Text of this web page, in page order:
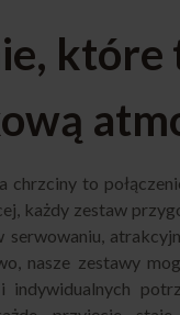
chrzciny to
każdy zestaw
serwowaniu,
nasze zestawy